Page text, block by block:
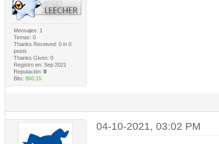
Mensajes: 1
Temas: 0
Thanks Received: 0in 0
posts
Thanks Given: 0
Registro en: Sep 2021
Reputación: 0
Bits: $60.15
04-10-2021, 03:02 PM